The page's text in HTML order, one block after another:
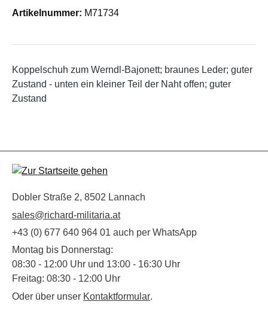
Artikelnummer: M71734
Koppelschuh zum Werndl-Bajonett; braunes Leder; guter
Zustand - unten ein kleiner Teil der Naht offen; guter
Zustand
Dobler Straße 2, 8502 Lannach
sales@richard-militaria.at
+43 (0) 677 640 964 01 auch per WhatsApp
Montag bis Donnerstag:
08:30 - 12:00 Uhr und 13:00 - 16:30 Uhr
Freitag: 08:30 - 12:00 Uhr
Oder über unser Kontaktformular.